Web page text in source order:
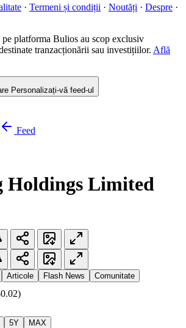
· Termeni și condiții · Noutăți · Despre ·
pe platforma Bulios au scop exclusiv
tranzacționării sau investițiilor. Află
Personalizați-vă feed-ul
Feed
Holdings Limited
Articole Flash News Comunitate
5Y MAX